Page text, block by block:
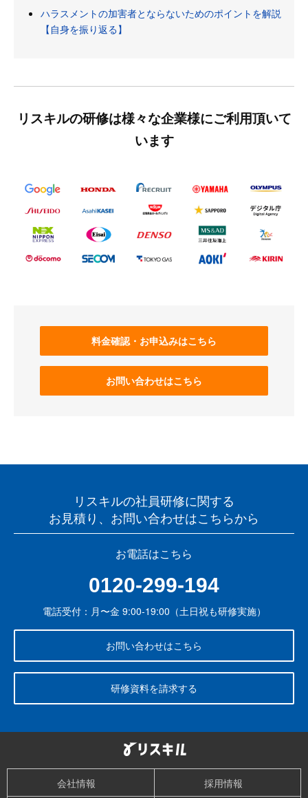
ハラスメントの加害者とならないためのポイントを解説
【自身を振り返る】
リスキルの研修は様々な企業様にご利用頂いて
います
料金確認・お申込みはこちら
お問い合わせはこちら
リスキルの社員研修に関する
お見積り、お問い合わせはこちらから
お電話はこちら
0120-299-194
電話受付：月〜金 9:00-19:00（土日祝も研修実施）
お問い合わせはこちら
研修資料を請求する
会社情報 採用情報